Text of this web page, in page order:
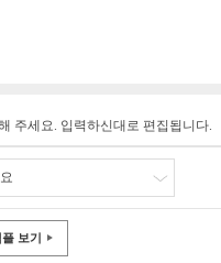
주세요. 입력하신대로 편집됩니다.
보기